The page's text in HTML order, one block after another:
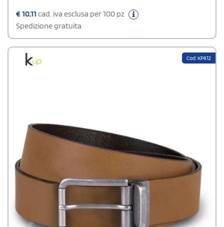
€10,11 cad. iva esclusa per 100 pz
Spedizione gratuita
Cod: KP812